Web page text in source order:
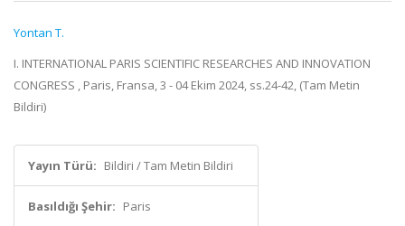
Yontan T.
I. INTERNATIONAL PARIS SCIENTIFIC RESEARCHES AND INNOVATION
CONGRESS , Paris, Fransa, 3 - 04 Ekim 2024, ss.24-42, (Tam Metin
Bildiri)
Yayın Türü: Bildiri / Tam Metin Bildiri
Basıldığı Şehir: Paris